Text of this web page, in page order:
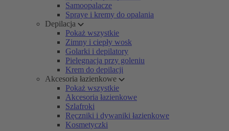
Samoopalacze
Spraye i kremy do opalania
Depilacja
Pokaż wszystkie
Zimny i ciepły wosk
Golarki i depilatory
Pielęgnacja przy goleniu
Krem do depilacji
Akcesoria łazienkowe
Pokaż wszystkie
Akcesoria łazienkowe
Szlafroki
Ręczniki i dywaniki łazienkowe
Kosmetyczki